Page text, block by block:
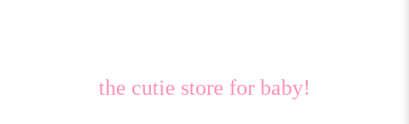
the cutie store for baby!